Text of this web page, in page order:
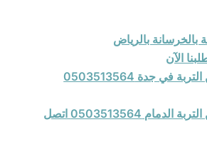
بالرياض
افضل شركة حقن التربة في جدة 0503513564
افضل شركة حقن التربة الدمام 0503513564 اتصل